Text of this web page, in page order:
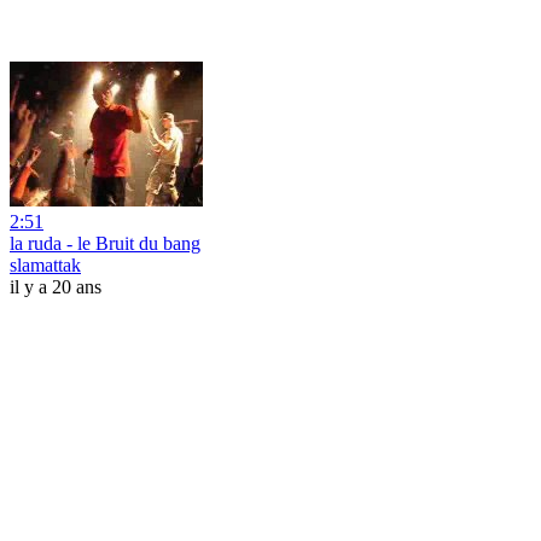
2:51
la ruda - le Bruit du bang
slamattak
il y a 20 ans